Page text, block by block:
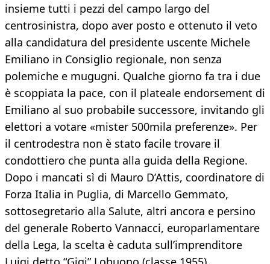
insieme tutti i pezzi del campo largo del
centrosinistra, dopo aver posto e ottenuto il veto
alla candidatura del presidente uscente Michele
Emiliano in Consiglio regionale, non senza
polemiche e mugugni. Qualche giorno fa tra i due
è scoppiata la pace, con il plateale endorsement di
Emiliano al suo probabile successore, invitando gli
elettori a votare «mister 500mila preferenze». Per
il centrodestra non è stato facile trovare il
condottiero che punta alla guida della Regione.
Dopo i mancati sì di Mauro D’Attis, coordinatore di
Forza Italia in Puglia, di Marcello Gemmato,
sottosegretario alla Salute, altri ancora e persino
del generale Roberto Vannacci, europarlamentare
della Lega, la scelta è caduta sull’imprenditore